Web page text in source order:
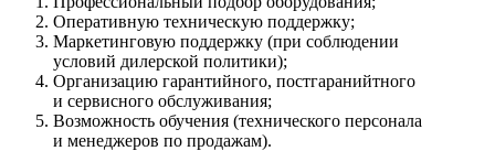
Оперативную техническую поддержку;
Маркетинговую поддержку (при соблюдении
условий дилерской политики);
Организацию гарантийного, постгаранийтного
и сервисного обслуживания;
Возможность обучения (технического персонала
и менеджеров по продажам).